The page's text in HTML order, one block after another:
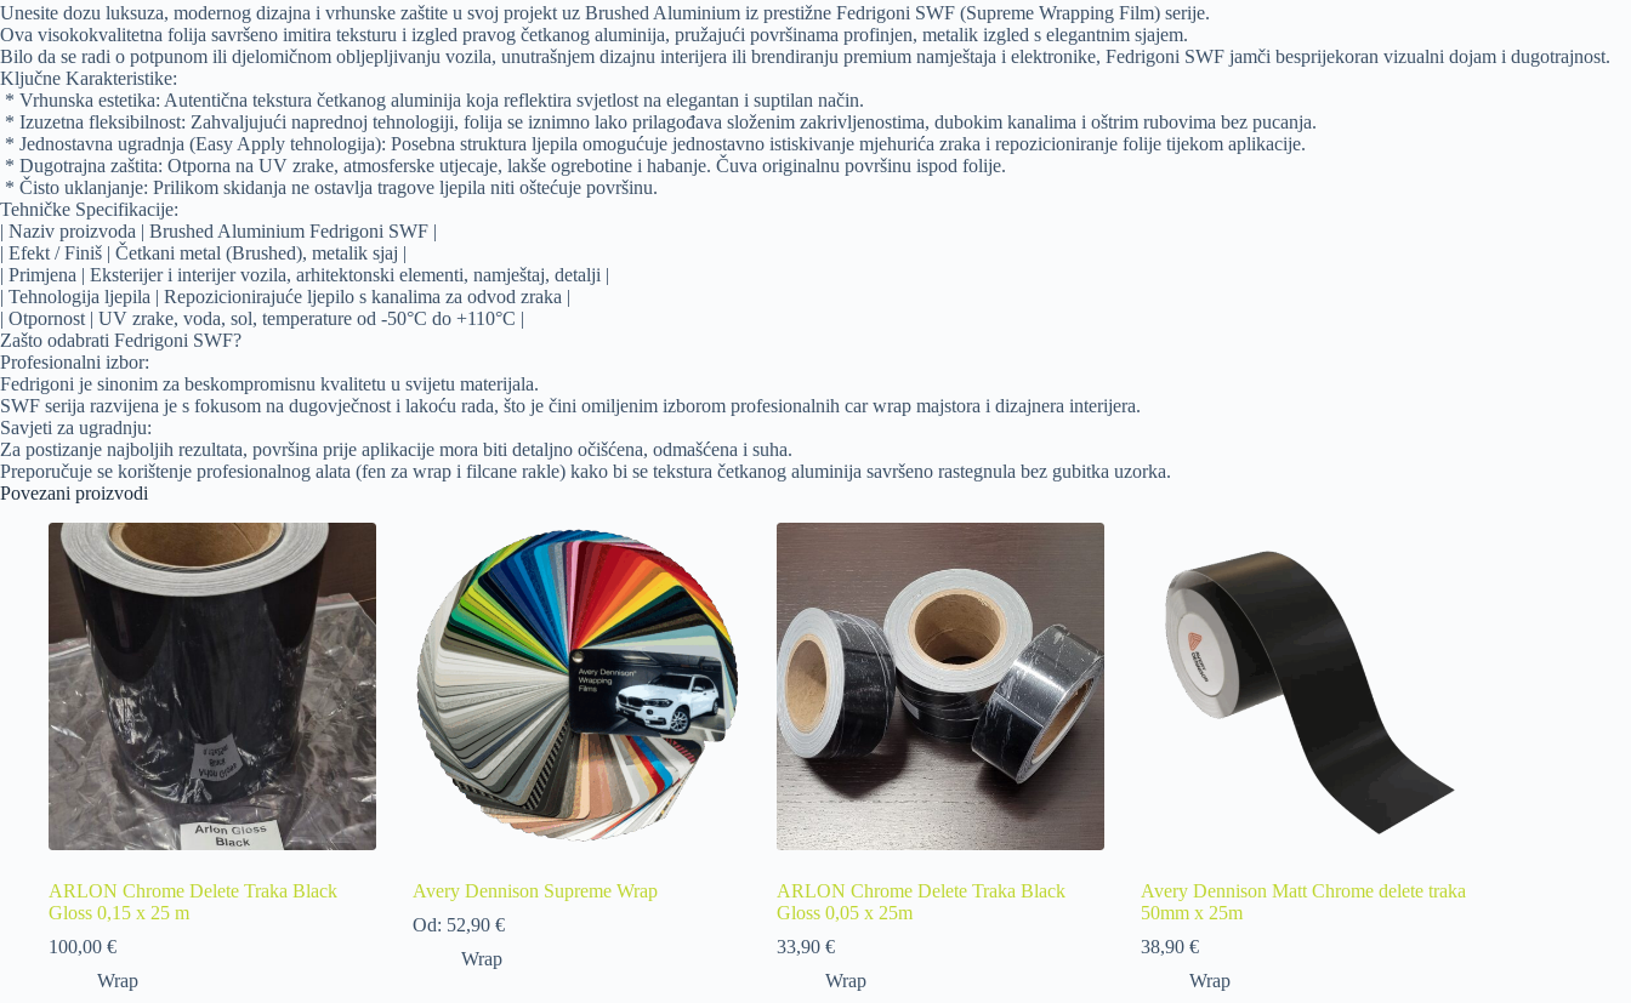
Unesite dozu luksuza, modernog dizajna i vrhunske zaštite u svoj projekt uz Brushed Aluminium iz prestižne Fedrigoni SWF (Supreme Wrapping Film) serije.
Ova visokokvalitetna folija savršeno imitira teksturu i izgled pravog četkanog aluminija, pružajući površinama profinjen, metalik izgled s elegantnim sjajem.
Bilo da se radi o potpunom ili djelomičnom obljepljivanju vozila, unutrašnjem dizajnu interijera ili brendiranju premium namještaja i elektronike, Fedrigoni SWF jamči besprijekoran vizualni dojam i dugotrajnost.
Ključne Karakteristike:
* Vrhunska estetika: Autentična tekstura četkanog aluminija koja reflektira svjetlost na elegantan i suptilan način.
* Izuzetna fleksibilnost: Zahvaljujući naprednoj tehnologiji, folija se iznimno lako prilagođava složenim zakrivljenostima, dubokim kanalima i oštrim rubovima bez pucanja.
* Jednostavna ugradnja (Easy Apply tehnologija): Posebna struktura ljepila omogućuje jednostavno istiskivanje mjehurića zraka i repozicioniranje folije tijekom aplikacije.
* Dugotrajna zaštita: Otporna na UV zrake, atmosferske utjecaje, lakše ogrebotine i habanje. Čuva originalnu površinu ispod folije.
* Čisto uklanjanje: Prilikom skidanja ne ostavlja tragove ljepila niti oštećuje površinu.
Tehničke Specifikacije:
| Naziv proizvoda | Brushed Aluminium Fedrigoni SWF |
| Efekt / Finiš | Četkani metal (Brushed), metalik sjaj |
| Primjena | Eksterijer i interijer vozila, arhitektonski elementi, namještaj, detalji |
| Tehnologija ljepila | Repozicionirajuće ljepilo s kanalima za odvod zraka |
| Otpornost | UV zrake, voda, sol, temperature od -50°C do +110°C |
Zašto odabrati Fedrigoni SWF?
Profesionalni izbor:
Fedrigoni je sinonim za beskompromisnu kvalitetu u svijetu materijala.
SWF serija razvijena je s fokusom na dugovječnost i lakoću rada, što je čini omiljenim izborom profesionalnih car wrap majstora i dizajnera interijera.
Savjeti za ugradnju:
Za postizanje najboljih rezultata, površina prije aplikacije mora biti detaljno očišćena, odmašćena i suha.
Preporučuje se korištenje profesionalnog alata (fen za wrap i filcane rakle) kako bi se tekstura četkanog aluminija savršeno rastegnula bez gubitka uzorka.
Povezani proizvodi
ARLON Chrome Delete Traka Black
Gloss 0,15 x 25 m
100,00 €
Wrap
Avery Dennison Supreme Wrap
Od: 52,90 €
Wrap
ARLON Chrome Delete Traka Black
Gloss 0,05 x 25m
33,90 €
Wrap
Avery Dennison Matt Chrome delete traka
50mm x 25m
38,90 €
Wrap